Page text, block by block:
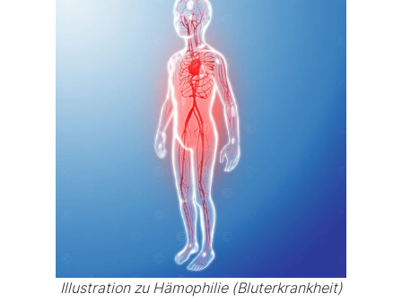
Illustration zu Hämophilie (Bluterkrankheit)